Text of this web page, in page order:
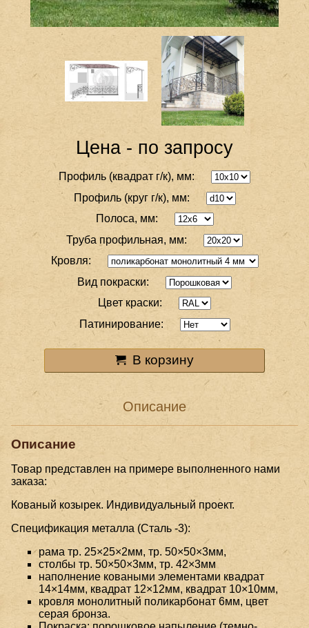
Цена - по запросу
Профиль (квадрат г/к), мм:
Профиль (круг г/к), мм:
Полоса, мм:
Труба профильная, мм:
Кровля:
Вид покраски:
Цвет краски:
Патинирование:
В корзину
Описание
Описание
Товар представлен на примере выполненного нами
заказа:
Кованый козырек. Индивидуальный проект.
Спецификация металла (Сталь -3):
рама тр. 25×25×2мм, тр. 50×50×3мм,
столбы тр. 50×50×3мм, тр. 42×3мм
наполнение коваными элементами квадрат
14×14мм, квадрат 12×12мм, квадрат 10×10мм,
кровля монолитный поликарбонат 6мм, цвет
серая бронза.